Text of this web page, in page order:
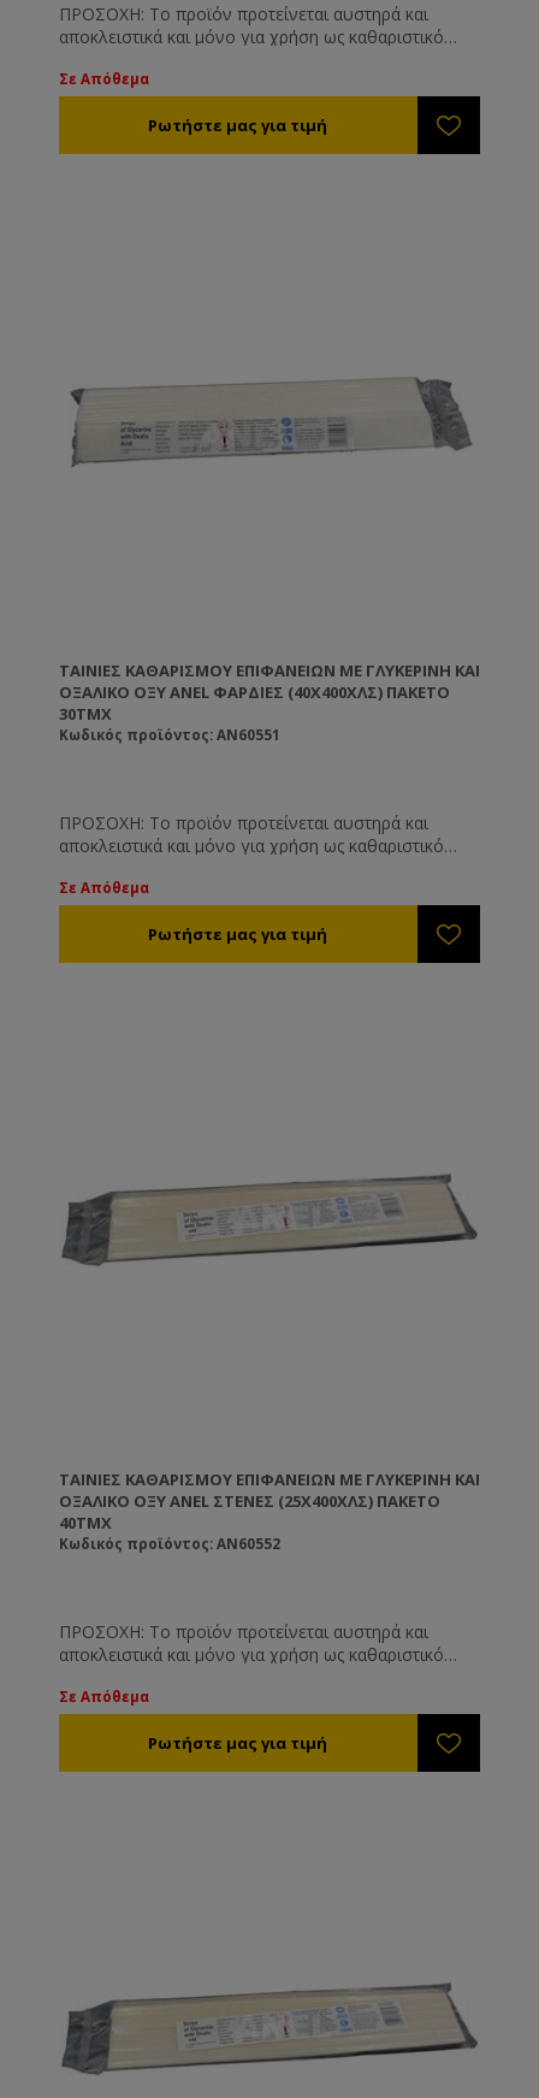
ΠΡΟΣΟΧΗ: Το προϊόν προτείνεται αυστηρά και
αποκλειστικά και μόνο για χρήση ως καθαριστικό
αρμόδιες υπηρεσίες. Το προϊόν δεν προτείνεται και
αναγραφόμενων στην ετικέτα του.
Σε Απόθεμα
ΤΑΙΝΊΕΣ ΚΑΘΑΡΙΣΜΟΎ ΕΠΙΦΑΝΕΊΩΝ ΜΕ ΓΛΥΚΕΡΊΝΗ ΚΑΙ
ΟΞΑΛΙΚΌ ΟΞΎ ANEL ΦΑΡΔΙΈΣ (40X400ΧΛΣ) ΠΑΚΈΤΟ
30ΤΜΧ
Κωδικός προϊόντος: AN60551
ΠΡΟΣΟΧΗ: Το προϊόν προτείνεται αυστηρά και
αποκλειστικά και μόνο για χρήση ως καθαριστικό
αρμόδιες υπηρεσίες. Το προϊόν δεν προτείνεται και
αναγραφόμενων στην ετικέτα του.
Σε Απόθεμα
ΤΑΙΝΊΕΣ ΚΑΘΑΡΙΣΜΟΎ ΕΠΙΦΑΝΕΊΩΝ ΜΕ ΓΛΥΚΕΡΊΝΗ ΚΑΙ
ΟΞΑΛΙΚΌ ΟΞΎ ANEL ΣΤΕΝΈΣ (25X400ΧΛΣ) ΠΑΚΈΤΟ
40ΤΜΧ
Κωδικός προϊόντος: AN60552
ΠΡΟΣΟΧΗ: Το προϊόν προτείνεται αυστηρά και
αποκλειστικά και μόνο για χρήση ως καθαριστικό
αρμόδιες υπηρεσίες. Το προϊόν δεν προτείνεται και
αναγραφόμενων στην ετικέτα του.
Σε Απόθεμα